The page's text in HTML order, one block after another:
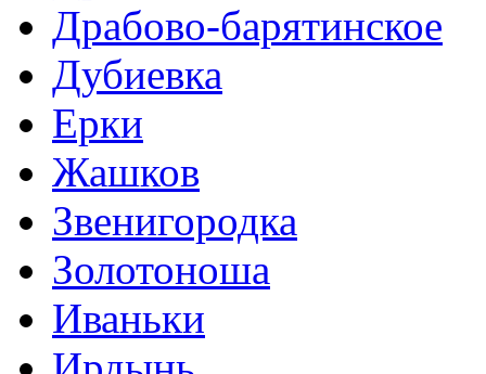
Драбово-барятинское
Дубиевка
Ерки
Жашков
Звенигородка
Золотоноша
Иваньки